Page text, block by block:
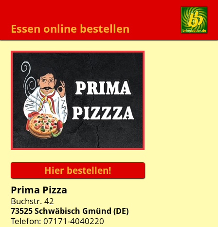
Essen online bestellen
Prima Pizza
Buchstr. 42
73525Schwäbisch Gmünd (DE)
Telefon: 07171-4040220